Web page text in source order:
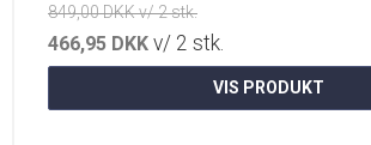
849,00 DKK v/ 2 stk.
466,95 DKK v/ 2 stk.
VIS PRODUKT